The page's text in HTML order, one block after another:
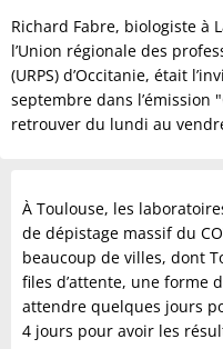
Richard Fabre, biologiste à
l’Union régionale des
(URPS) d’Occitanie, était
septembre dans l’émission
retrouver du lundi au
À Toulouse, les
de dépistage massif du
beaucoup de villes, dont
files d’attente, une forme
attendre quelques jours
4 jours pour avoir les